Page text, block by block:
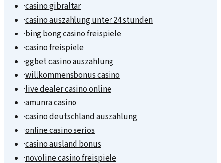
·casino gibraltar
·casino auszahlung unter 24 stunden
·bing bong casino freispiele
·casino freispiele
·ggbet casino auszahlung
·willkommensbonus casino
·live dealer casino online
·amunra casino
·casino deutschland auszahlung
·online casino seriös
·casino ausland bonus
·novoline casino freispiele